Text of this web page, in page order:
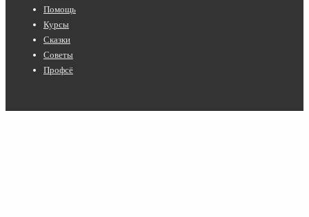
Помощь
Курсы
Сказки
Советы
Профсё